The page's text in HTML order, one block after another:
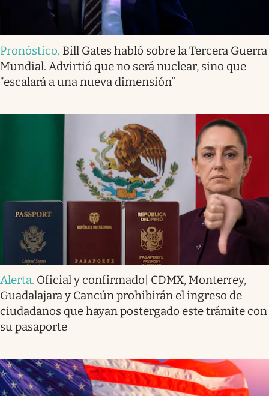
Pronóstico. Bill Gates habló sobre la Tercera Guerra
Mundial. Advirtió que no será nuclear, sino que
“escalará a una nueva dimensión”
Alerta. Oficial y confirmado| CDMX, Monterrey,
Guadalajara y Cancún prohibirán el ingreso de
ciudadanos que hayan postergado este trámite con
su pasaporte